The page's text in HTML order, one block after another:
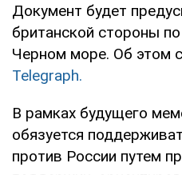
Документ будет
британской стороны
Черном море. Об этом
Telegraph.
В рамках будущего
обязуется
против России путем